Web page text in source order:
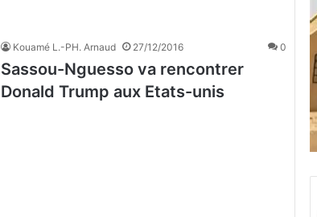
Kouamé L.-PH. Arnaud 27/12/2016 0
Sassou-Nguesso va rencontrer
Donald Trump aux Etats-unis